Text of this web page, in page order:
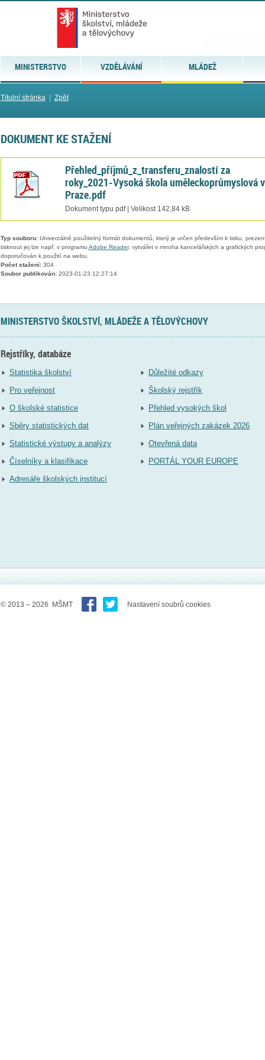
MINISTERSTVO VZDĚLÁVÁNÍ MLÁDEŽ
Titulní stránka| Zpět
DOKUMENT KE STAŽENÍ
Přehled_příjmů_z_transferu_znalostí za
roky_2021-Vysoká škola uměleckoprůmyslová v
Praze.pdf
Dokument typu pdf | Velikost 142,84 kB
Typ souboru:Univerzálně použitelný formát dokumentů, který je určen především k tisku,
tisknout jej lze např. v programu Adobe Reader, vytvářet v mnoha kancelářských a grafických
doporučován k použití na webu.
Počet stažení:304
Soubor publikován:2023-01-23 12:27:14
MINISTERSTVO ŠKOLSTVÍ, MLÁDEŽE A TĚLOVÝCHOVY
Rejstříky, databáze
Statistika školství
Pro veřejnost
O školské statistice
Sběry statistických dat
Statistické výstupy a analýzy
Číselníky a klasifikace
Adresáře školských institucí
Důležité odkazy
Školský rejstřík
Přehled vysokých škol
Plán veřejných zakázek 2026
Otevřená data
PORTÁL YOUR EUROPE
© 2013 – 2026 MŠMT Nastavení soubrů cookies